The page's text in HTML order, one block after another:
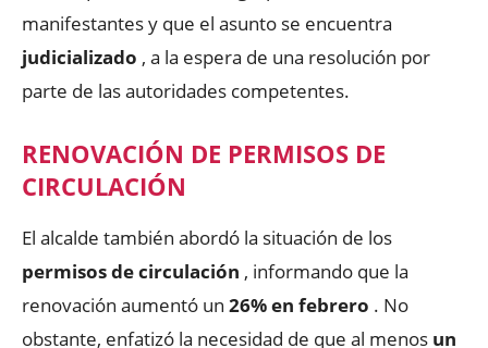
manifestantes y que el asunto se encuentra
judicializado , a la espera de una resolución por
parte de las autoridades competentes.
RENOVACIÓN DE PERMISOS DE
CIRCULACIÓN
El alcalde también abordó la situación de los
permisos de circulación , informando que la
renovación aumentó un 26% en febrero . No
obstante, enfatizó la necesidad de que al menos un